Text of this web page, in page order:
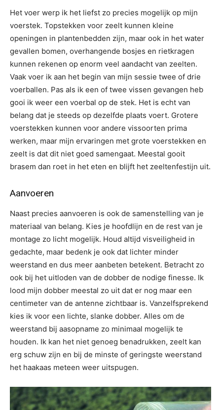
Het voer werp ik het liefst zo precies mogelijk op mijn
voerstek. Topstekken voor zeelt kunnen kleine
openingen in plantenbedden zijn, maar ook in het water
gevallen bomen, overhangende bosjes en rietkragen
kunnen rekenen op enorm veel aandacht van zeelten.
Vaak voer ik aan het begin van mijn sessie twee of drie
voerballen. Pas als ik een of twee vissen gevangen heb
gooi ik weer een voerbal op de stek. Het is echt van
belang dat je steeds op dezelfde plaats voert. Grotere
voerstekken kunnen voor andere vissoorten prima
werken, maar mijn ervaringen met grote voerstekken en
zeelt is dat dit niet goed samengaat. Meestal gooit
brasem dan roet in het eten en blijft het zeeltenfestijn uit.
Aanvoeren
Naast precies aanvoeren is ook de samenstelling van je
materiaal van belang. Kies je hoofdlijn en de rest van je
montage zo licht mogelijk. Houd altijd visveiligheid in
gedachte, maar bedenk je ook dat lichter minder
weerstand en dus meer aanbeten betekent. Betracht zo
ook bij het uitloden van de dobber de nodige finesse. Ik
lood mijn dobber meestal zo uit dat er nog maar een
centimeter van de antenne zichtbaar is. Vanzelfsprekend
kies ik voor een lichte, slanke dobber. Alles om de
weerstand bij aasopname zo minimaal mogelijk te
houden. Ik kan het niet genoeg benadrukken, zeelt kan
erg schuw zijn en bij de minste of geringste weerstand
het haakaas meteen weer uitspugen.